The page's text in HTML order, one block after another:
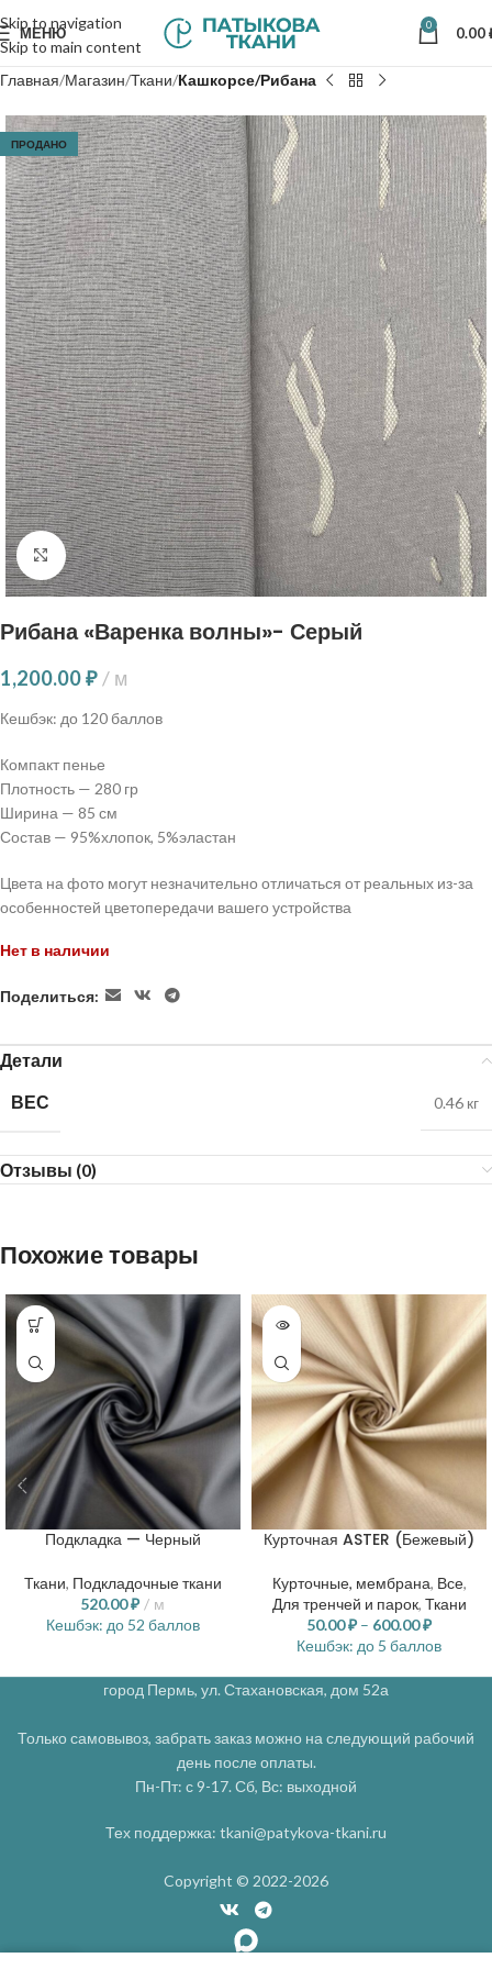
Skip to navigation
Skip to main content
МЕНЮ 0 0.00
Главная Магазин Ткани Кашкорсе/Рибана
ПРОДАНО
Нажмите, чтобы увеличить
Рибана «Варенка волны»- Серый
1,200.00₽ м
Кешбэк: до 120 баллов
Компакт пенье
Плотность — 280 гр
Ширина — 85 см
Состав — 95%хлопок, 5%эластан
Цвета на фото могут незначительно отличаться от реальных из-за
особенностей цветопередачи вашего устройства
Нет в наличии
Поделиться:
Детали
ВЕС
0.46 кг
Отзывы (0)
Похожие товары
Подкладка — Черный
Ткани, Подкладочные ткани
520.00₽
м
Кешбэк: до 52 баллов
Курточная ASTER (Бежевый)
Курточные, мембрана, Все,
Для тренчей и парок, Ткани
50.00₽ – 600.00₽
Кешбэк: до 5 баллов
город Пермь, ул. Стахановская, дом 52а
Только самовывоз, забрать заказ можно на следующий рабочий
день после оплаты.
Пн-Пт: с 9-17. Сб, Вс: выходной
Тех поддержка: tkani@patykova-tkani.ru
Copyright © 2022-2026